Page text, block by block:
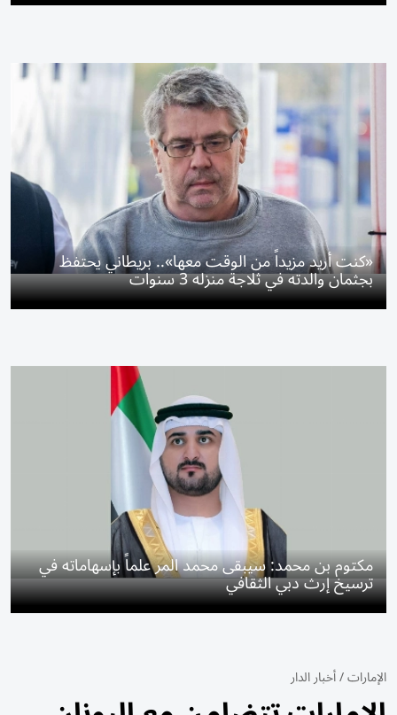
«كنت أريد مزيداً من الوقت معها».. بريطاني يحتفظ
بجثمان والدته في ثلاجة منزله 3 سنوات
مكتوم بن محمد: سيبقى محمد المر علماً بإسهاماته في
ترسيخ إرث دبي الثقافي
الإمارات/أخبار الدار